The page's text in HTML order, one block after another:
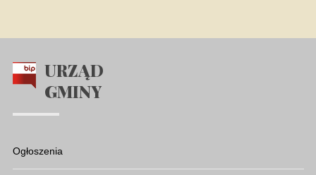
URZĄD
GMINY
Ogłoszenia